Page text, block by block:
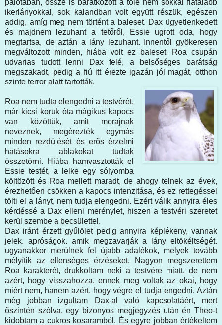
palotában, össze is barátkozott a tőle nem sokkal fiatalabb
ikerlányokkal, sok kalandban volt együtt részük, egészen
addig, amíg meg nem történt a baleset. Dax ügyetlenkedett
és majdnem lezuhant a tetőről, Essie ugrott oda, hogy
megtartsa, de aztán a lány lezuhant. Innentől gyökeresen
megváltozott minden, hiába volt ez baleset, Roa csupán
udvarias tudott lenni Dax felé, a belsőséges barátság
megszakadt, pedig a fiú itt érezte igazán jól magát, otthon
szinte terror alatt tartották.
Roa nem tudta elengedni a testvérét,
már kicsi koruk óta mágikus kapocs
van közöttük, amit morajnak
neveznek, megérezték egymás
minden rezdülését és erős érzelmi
hatásokra ablakokat tudtak
összetörni. Hiába hamvasztották el
Essie testét, a lelke egy sólyomba
költözött és Roa mellett maradt, de ahogy telnek az évek,
érezhetően csökken a kapocs intenzitása, és ez rettegéssel
tölti el a lányt, nem tudja elengedni. Ezért válik annyira éles
kérdéssé a Dax elleni merénylet, hiszen a testvéri szeretet
kerül szembe a becsülettel.
Dax iránt érzett gyűlölet pedig annyira képlékeny, vannak
jelek, apróságok, amik megzavarják a lány eltökéltségét,
ugyanakkor merülnek fel újabb adalékok, melyek tovább
mélyítik az ellenséges érzéseket. Nagyon megszerettem
Roa karakterét, drukkoltam neki a testvére miatt, de nem
azért, hogy visszahozza, ennek meg voltak az okai, hogy
miért nem, hanem azért, hogy végre el tudja engedni. Aztán
még jobban izgultam Dax-al való kapcsolatáért, mert
őszintén szólva, egy bizonyos megjegyzés után én Theo-t
kidobtam a cukros kosaramból. És egyre jobban értékeltem